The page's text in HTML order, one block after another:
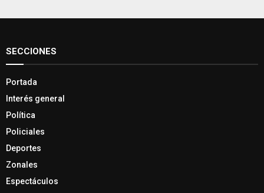
SECCIONES
Portada
Interés general
Política
Policiales
Deportes
Zonales
Espectáculos